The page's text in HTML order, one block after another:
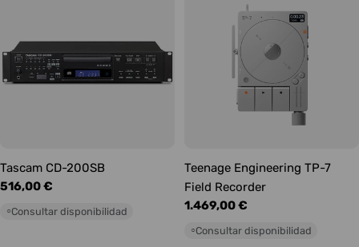
Tascam CD-200SB
Precio
516,00 €
○Consultar disponibilidad
Teenage Engineering TP-7
Field Recorder
Precio
1.469,00 €
○Consultar disponibilidad